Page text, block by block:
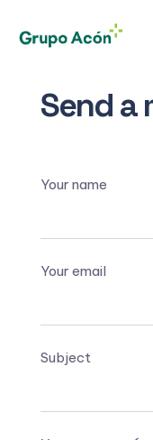
Send a
Your name
Your email
Subject